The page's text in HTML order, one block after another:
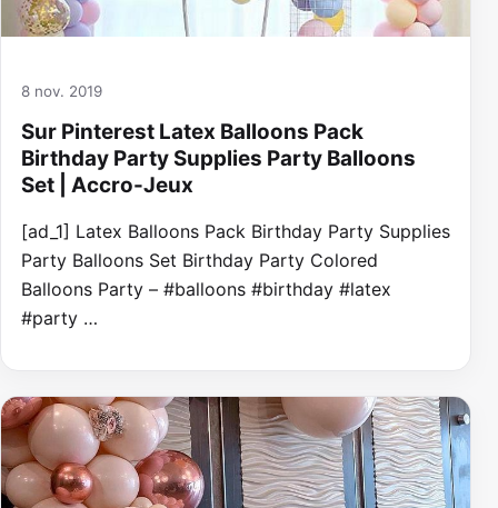
8 nov. 2019
Sur Pinterest Latex Balloons Pack
Birthday Party Supplies Party Balloons
Set | Accro-Jeux
[ad_1] Latex Balloons Pack Birthday Party Supplies
Party Balloons Set Birthday Party Colored
Balloons Party – #balloons #birthday #latex
#party …